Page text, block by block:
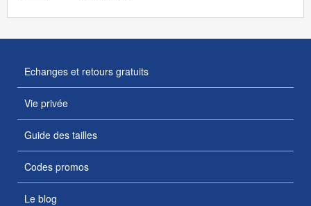
Echanges et retours gratuits
Vie privée
Guide des tailles
Codes promos
Le blog